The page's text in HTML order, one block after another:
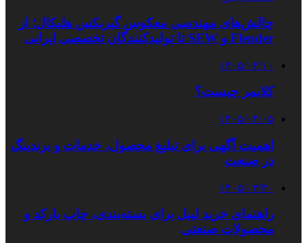
چالش‌های مهندسی معکوس گیربکس هلیکال؛ از
Flender و SEW تا تولیدکنندگان تخصصی ایرانی
۱۴۰۵/۰۴/۱۰
کلایمر چیست؟
۱۴۰۵/۰۴/۰۵
اهمیت آگهی برای تبلیغ محصول، خدمات و برندینگ
در صنعت
۱۴۰۵/۰۳/۳۰
راهنمای خرید لیبل برای بسته‌بندی، چاپ بارکد و
محصولات صنعتی